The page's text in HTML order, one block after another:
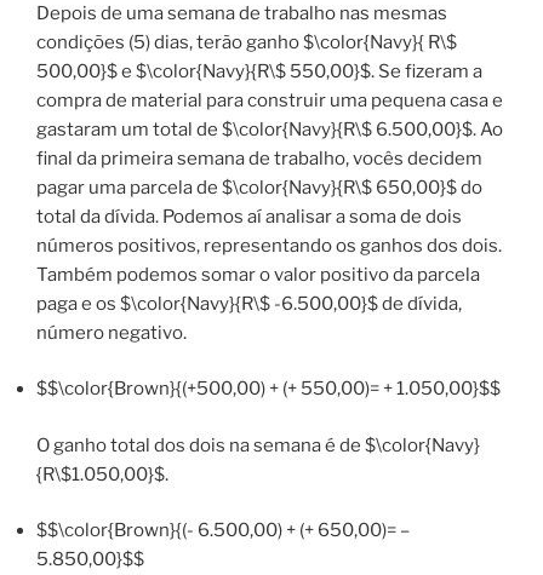
Depois de uma semana de trabalho nas mesmas
condições (5) dias, terão ganho $\color{Navy}{ R\$
500,00}$ e $\color{Navy}{R\$ 550,00}$. Se fizeram a
compra de material para construir uma pequena casa e
gastaram um total de $\color{Navy}{R\$ 6.500,00}$. Ao
final da primeira semana de trabalho, vocês decidem
pagar uma parcela de $\color{Navy}{R\$ 650,00}$ do
total da dívida. Podemos aí analisar a soma de dois
números positivos, representando os ganhos dos dois.
Também podemos somar o valor positivo da parcela
paga e os $\color{Navy}{R\$ -6.500,00}$ de dívida,
número negativo.
$$\color{Brown}{(+500,00) + (+ 550,00)= + 1.050,00}$$
O ganho total dos dois na semana é de $\color{Navy}
{R\$1.050,00}$.
$$\color{Brown}{(- 6.500,00) + (+ 650,00)= –
5.850,00}$$